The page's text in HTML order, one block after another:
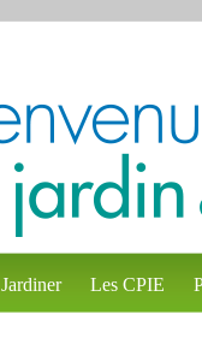
Jardiner Les CPIE